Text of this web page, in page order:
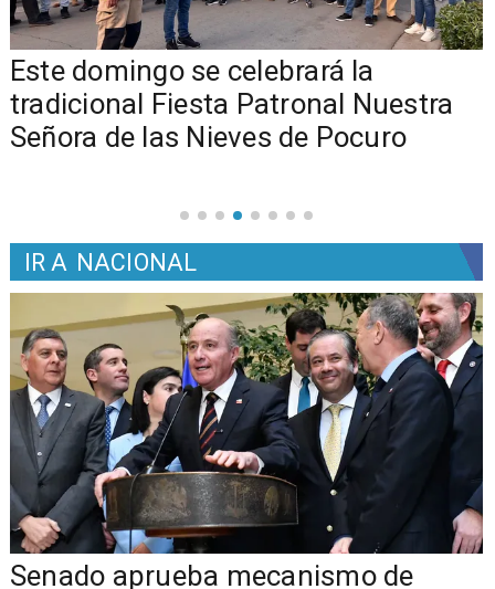
Este domingo se celebrará la
tradicional Fiesta Patronal Nuestra
Señora de las Nieves de Pocuro
IR A NACIONAL
Senado aprueba mecanismo de